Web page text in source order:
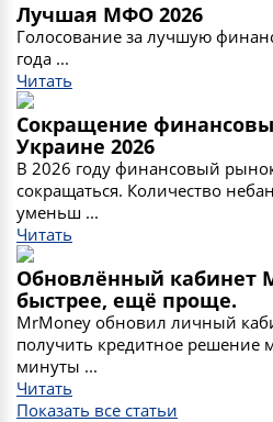
Лучшая МФО 2026
Голосование за лучшую
года ...
Читать
Сокращение
Украине 2026
В 2026 году финансовый
сокращаться. Количество
уменьш ...
Читать
Обновлённый кабинет
быстрее, ещё проще.
MrMoney обновил личный
получить кредитное решение
минуты ...
Читать
Показать все статьи